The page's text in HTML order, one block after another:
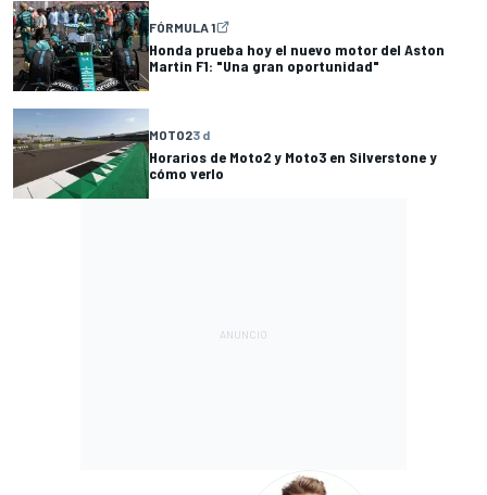
FÓRMULA 1
Honda prueba hoy el nuevo motor del Aston
Martin F1: "Una gran oportunidad"
MOTO23 d
Horarios de Moto2 y Moto3 en Silverstone y
cómo verlo